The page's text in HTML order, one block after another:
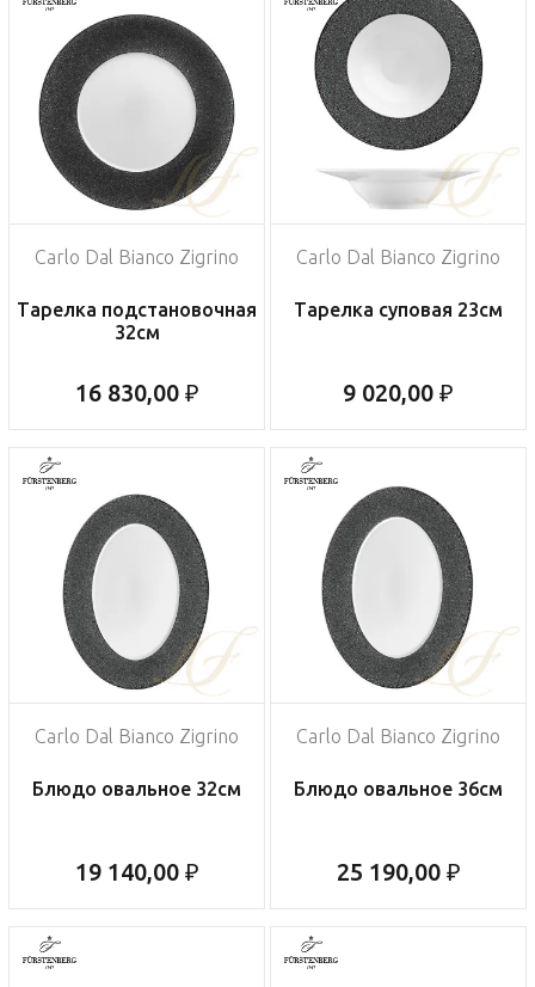
Carlo Dal Bianco Zigrino
Тарелка подстановочная
32см
16 830,00 ₽
Carlo Dal Bianco Zigrino
Тарелка суповая 23см
9 020,00 ₽
Carlo Dal Bianco Zigrino
Блюдо овальное 32см
19 140,00 ₽
Carlo Dal Bianco Zigrino
Блюдо овальное 36см
25 190,00 ₽